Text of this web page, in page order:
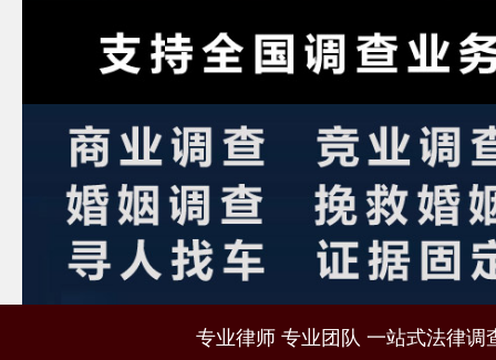
专业律师 专业团队 一站式法律调